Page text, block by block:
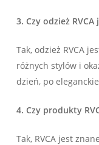
3. Czy odzież
Tak, odzież RVCA
różnych stylów i
dzień, po
4. Czy produkty
Tak, RVCA jest